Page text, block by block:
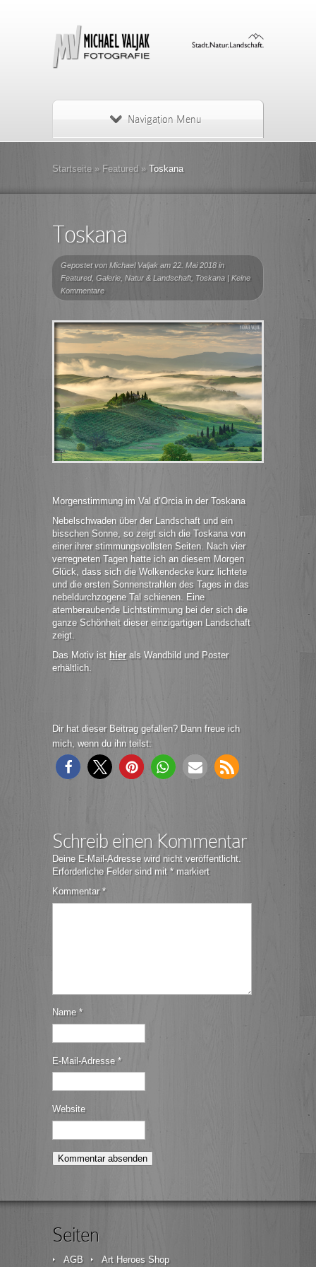
Navigation Menu
Startseite » Featured » Toskana
Toskana
Gepostet von Michael Valjak am 22. Mai 2018 in
Featured, Galerie Natur & Landschaft, Toskana | Keine
Kommentare
Morgenstimmung im Val d’Orcia in der Toskana
Nebelschwaden über der Landschaft und ein
bisschen Sonne, so zeigt sich die Toskana von
einer ihrer stimmungsvollsten Seiten. Nach vier
verregneten Tagen hatte ich an diesem Morgen
Glück, dass sich die Wolkendecke kurz lichtete
und die ersten Sonnenstrahlen des Tages in das
nebeldurchzogene Tal schienen. Eine
atemberaubende Lichtstimmung bei der sich die
ganze Schönheit dieser einzigartigen Landschaft
zeigt.
Das Motiv ist hierals Wandbild und Poster
erhältlich.
Dir hat dieser Beitrag gefallen? Dann freue ich
mich, wenn du ihn teilst:
Schreib einen Kommentar
Deine E-Mail-Adresse wird nicht veröffentlicht.
Erforderliche Felder sind mit * markiert
Kommentar*
Name *
E-Mail-Adresse *
Website
Seiten
AGB Art Heroes Shop